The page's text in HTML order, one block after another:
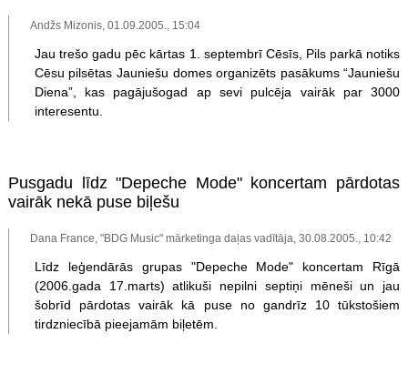
Andžs Mizonis, 01.09.2005., 15:04
Jau trešo gadu pēc kārtas 1. septembrī Cēsīs, Pils parkā notiks
Cēsu pilsētas Jauniešu domes organizēts pasākums “Jauniešu
Diena”, kas pagājušogad ap sevi pulcēja vairāk par 3000
interesentu.
Pusgadu līdz "Depeche Mode" koncertam pārdotas
vairāk nekā puse biļešu
Dana France, "BDG Music" mārketinga daļas vadītāja, 30.08.2005., 10:42
Līdz leģendārās grupas "Depeche Mode" koncertam Rīgā
(2006.gada 17.marts) atlikuši nepilni septiņi mēneši un jau
šobrīd pārdotas vairāk kā puse no gandrīz 10 tūkstošiem
tirdzniecībā pieejamām biļetēm.